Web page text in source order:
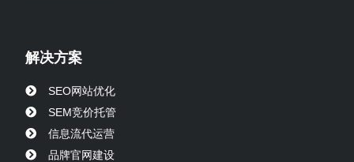
解决方案
SEO网站优化
SEM竞价托管
信息流代运营
品牌官网建设